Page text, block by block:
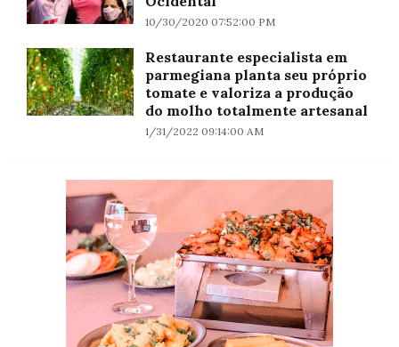
10/30/2020 07:52:00 PM
Restaurante especialista em
parmegiana planta seu próprio
tomate e valoriza a produção
do molho totalmente artesanal
1/31/2022 09:14:00 AM